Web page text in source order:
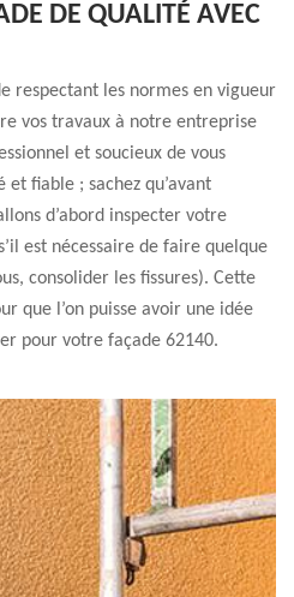
DE QUALITÉ AVEC
respectant les normes en vigueur
vos travaux à notre entreprise
et soucieux de vous
fiable ; sachez qu’avant
d’abord inspecter votre
est nécessaire de faire quelque
consolider les fissures). Cette
que l’on puisse avoir une idée
pour votre façade 62140.